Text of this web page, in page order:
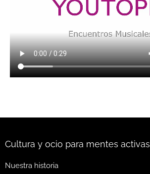
Cultura y ocio para mentes activas
Nuestra historia